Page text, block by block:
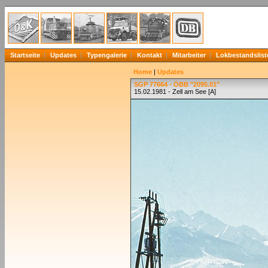
Startseite Updates Typengalerie Kontakt Mitarbeiter
Home | Updates
SGP 77664 - ÖBB "2095.01"
15.02.1981 - Zell am See [A]